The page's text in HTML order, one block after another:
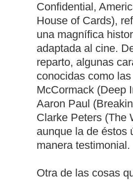
Confidential,
House of Cards),
una magnífica
adaptada al cine.
reparto, algunas
conocidas como
McCormack (Deep
Aaron Paul
Clarke Peters (The
aunque la de éstos
manera testimonial.
Otra de las cosas